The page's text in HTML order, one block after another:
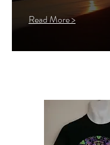
Read More >